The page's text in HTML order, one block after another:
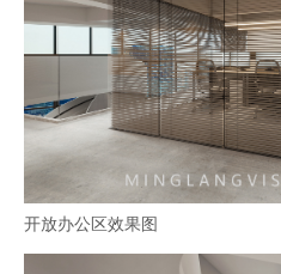
开放办公区效果图